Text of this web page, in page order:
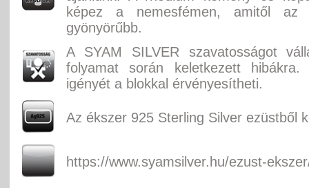
képez a nemesfémen, amitől az
gyönyörűbb.
A SYAM SILVER szavatosságot
folyamat során keletkezett hibákra.
igényét a blokkal érvényesítheti.
Az ékszer 925 Sterling Silver ezüstből
https://www.syamsilver.hu/ezust-